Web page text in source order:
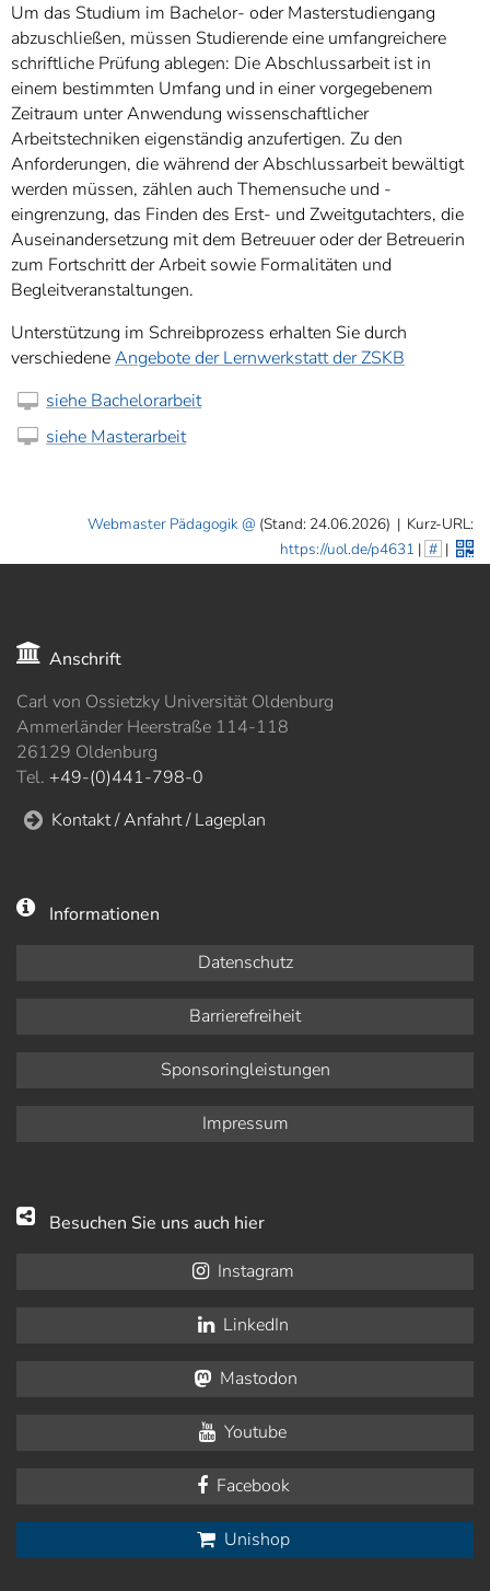
Um das Studium im Bachelor- oder Masterstudiengang
abzuschließen, müssen Studierende eine umfangreichere
schriftliche Prüfung ablegen: Die Abschlussarbeit ist in
einem bestimmten Umfang und in einer vorgegebenem
Zeitraum unter Anwendung wissenschaftlicher
Arbeitstechniken eigenständig anzufertigen. Zu den
Anforderungen, die während der Abschlussarbeit bewältigt
werden müssen, zählen auch Themensuche und -
eingrenzung, das Finden des Erst- und Zweitgutachters, die
Auseinandersetzung mit dem Betreuuer oder der Betreuerin
zum Fortschritt der Arbeit sowie Formalitäten und
Begleitveranstaltungen.
Unterstützung im Schreibprozess erhalten Sie durch
verschiedeneAngebote der Lernwerkstatt der ZSKB
siehe Bachelorarbeit
siehe Masterarbeit
Webmaster Pädagogik (Stand: 24.06.2026) | Kurz-URL:
https://uol.de/p4631 | # |
Anschrift
Carl von Ossietzky Universität Oldenburg
Ammerländer Heerstraße 114-118
26129 Oldenburg
Tel. +49-(0)441-798-0
Kontakt / Anfahrt / Lageplan
Informationen
Datenschutz
Barrierefreiheit
Sponsoringleistungen
Impressum
Besuchen Sie uns auch hier
Instagram
LinkedIn
Mastodon
Youtube
Facebook
Unishop